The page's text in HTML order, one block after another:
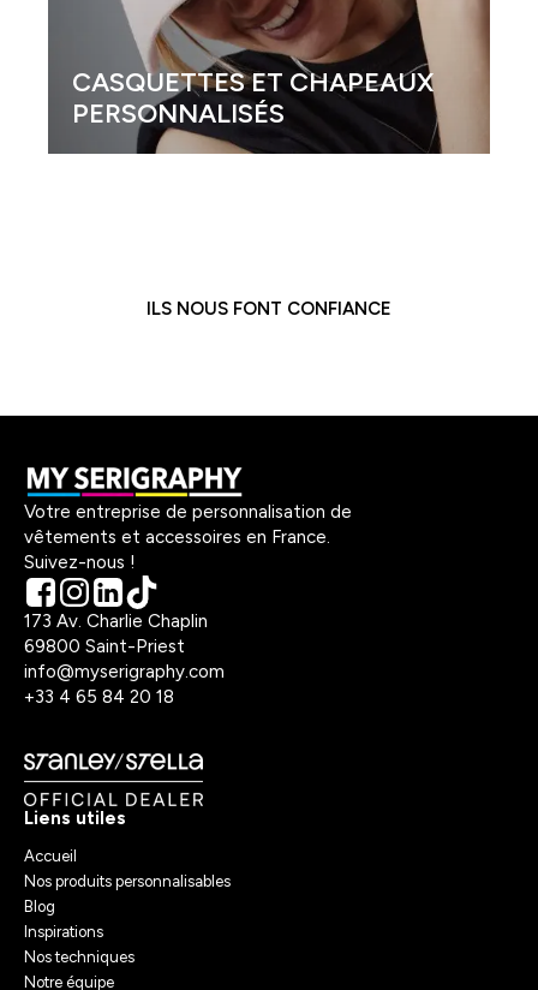
CASQUETTES ET CHAPEAUX
PERSONNALISÉS
ILS NOUS FONT CONFIANCE
Votre entreprise de personnalisation de
vêtements et accessoires en France.
Suivez-nous !
173 Av. Charlie Chaplin
69800 Saint-Priest
info@myserigraphy.com
+33 4 65 84 20 18
Liens utiles
Accueil
Nos produits personnalisables
Blog
Inspirations
Nos techniques
Notre équipe